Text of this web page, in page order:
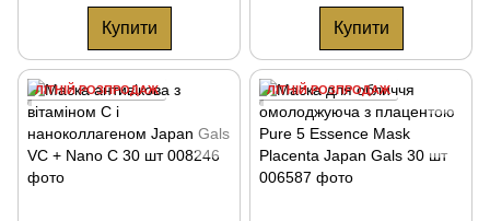
Купити Купити
ЛІТНІЙ РОЗПРОДАЖ ЛІТНІЙ РОЗПРОДАЖ